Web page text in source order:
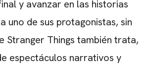
y avanzar en las historias
uno de sus protagonistas, sin
Stranger Things también trata,
espectáculos narrativos y